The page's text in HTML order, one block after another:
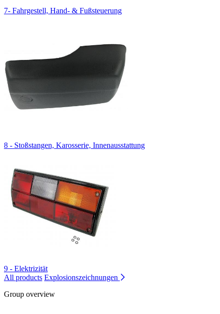
7- Fahrgestell, Hand- & Fußsteuerung
8 - Stoßstangen, Karosserie, Innenausstattung
9 - Elektrizität
All products Explosionszeichnungen
Group overview